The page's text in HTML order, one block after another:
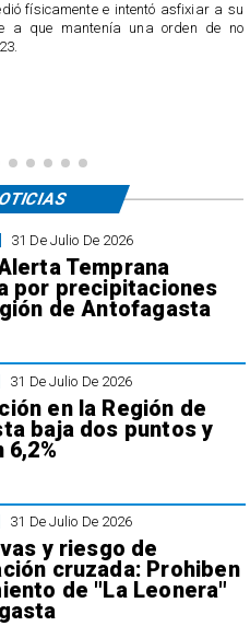
físicamente e intentó asfixiar a su
a que mantenía una orden de no
31 De Julio De 2026
Temprana
por precipitaciones
de Antofagasta
31 De Julio De 2026
en la Región de
baja dos puntos y
6,2%
31 De Julio De 2026
y riesgo de
cruzada: Prohiben
de "La Leonera"